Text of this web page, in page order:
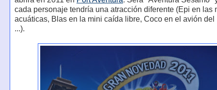
cada personaje tendría una atracción diferente (Epi en las
acuáticas, Blas en la mini caída libre, Coco en el avión del
...).